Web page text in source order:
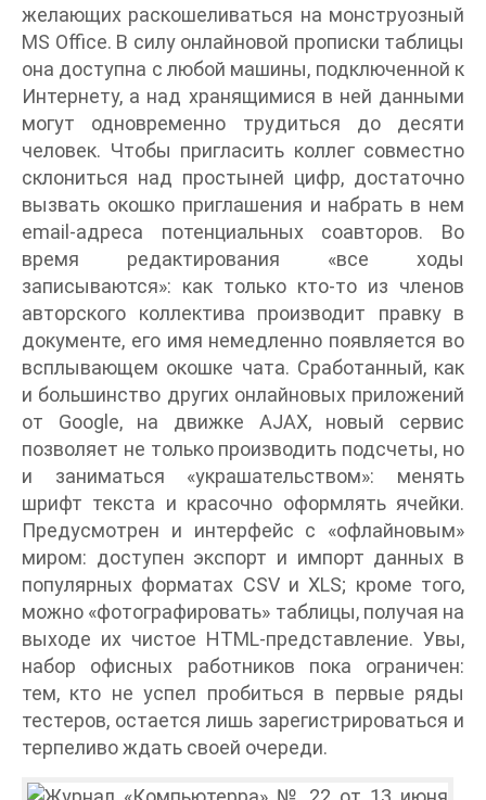
желающих раскошеливаться на монструозный
MS Office. В силу онлайновой прописки таблицы
она доступна с любой машины, подключенной к
Интернету, а над хранящимися в ней данными
могут одновременно трудиться до десяти
человек. Чтобы пригласить коллег совместно
склониться над простыней цифр, достаточно
вызвать окошко приглашения и набрать в нем
email-адреса потенциальных соавторов. Во
время редактирования «все ходы
записываются»: как только кто-то из членов
авторского коллектива производит правку в
документе, его имя немедленно появляется во
всплывающем окошке чата. Сработанный, как
и большинство других онлайновых приложений
от Google, на движке AJAX, новый сервис
позволяет не только производить подсчеты, но
и заниматься «украшательством»: менять
шрифт текста и красочно оформлять ячейки.
Предусмотрен и интерфейс с «офлайновым»
миром: доступен экспорт и импорт данных в
популярных форматах CSV и XLS; кроме того,
можно «фотографировать» таблицы, получая на
выходе их чистое HTML-представление. Увы,
набор офисных работников пока ограничен:
тем, кто не успел пробиться в первые ряды
тестеров, остается лишь зарегистрироваться и
терпеливо ждать своей очереди.